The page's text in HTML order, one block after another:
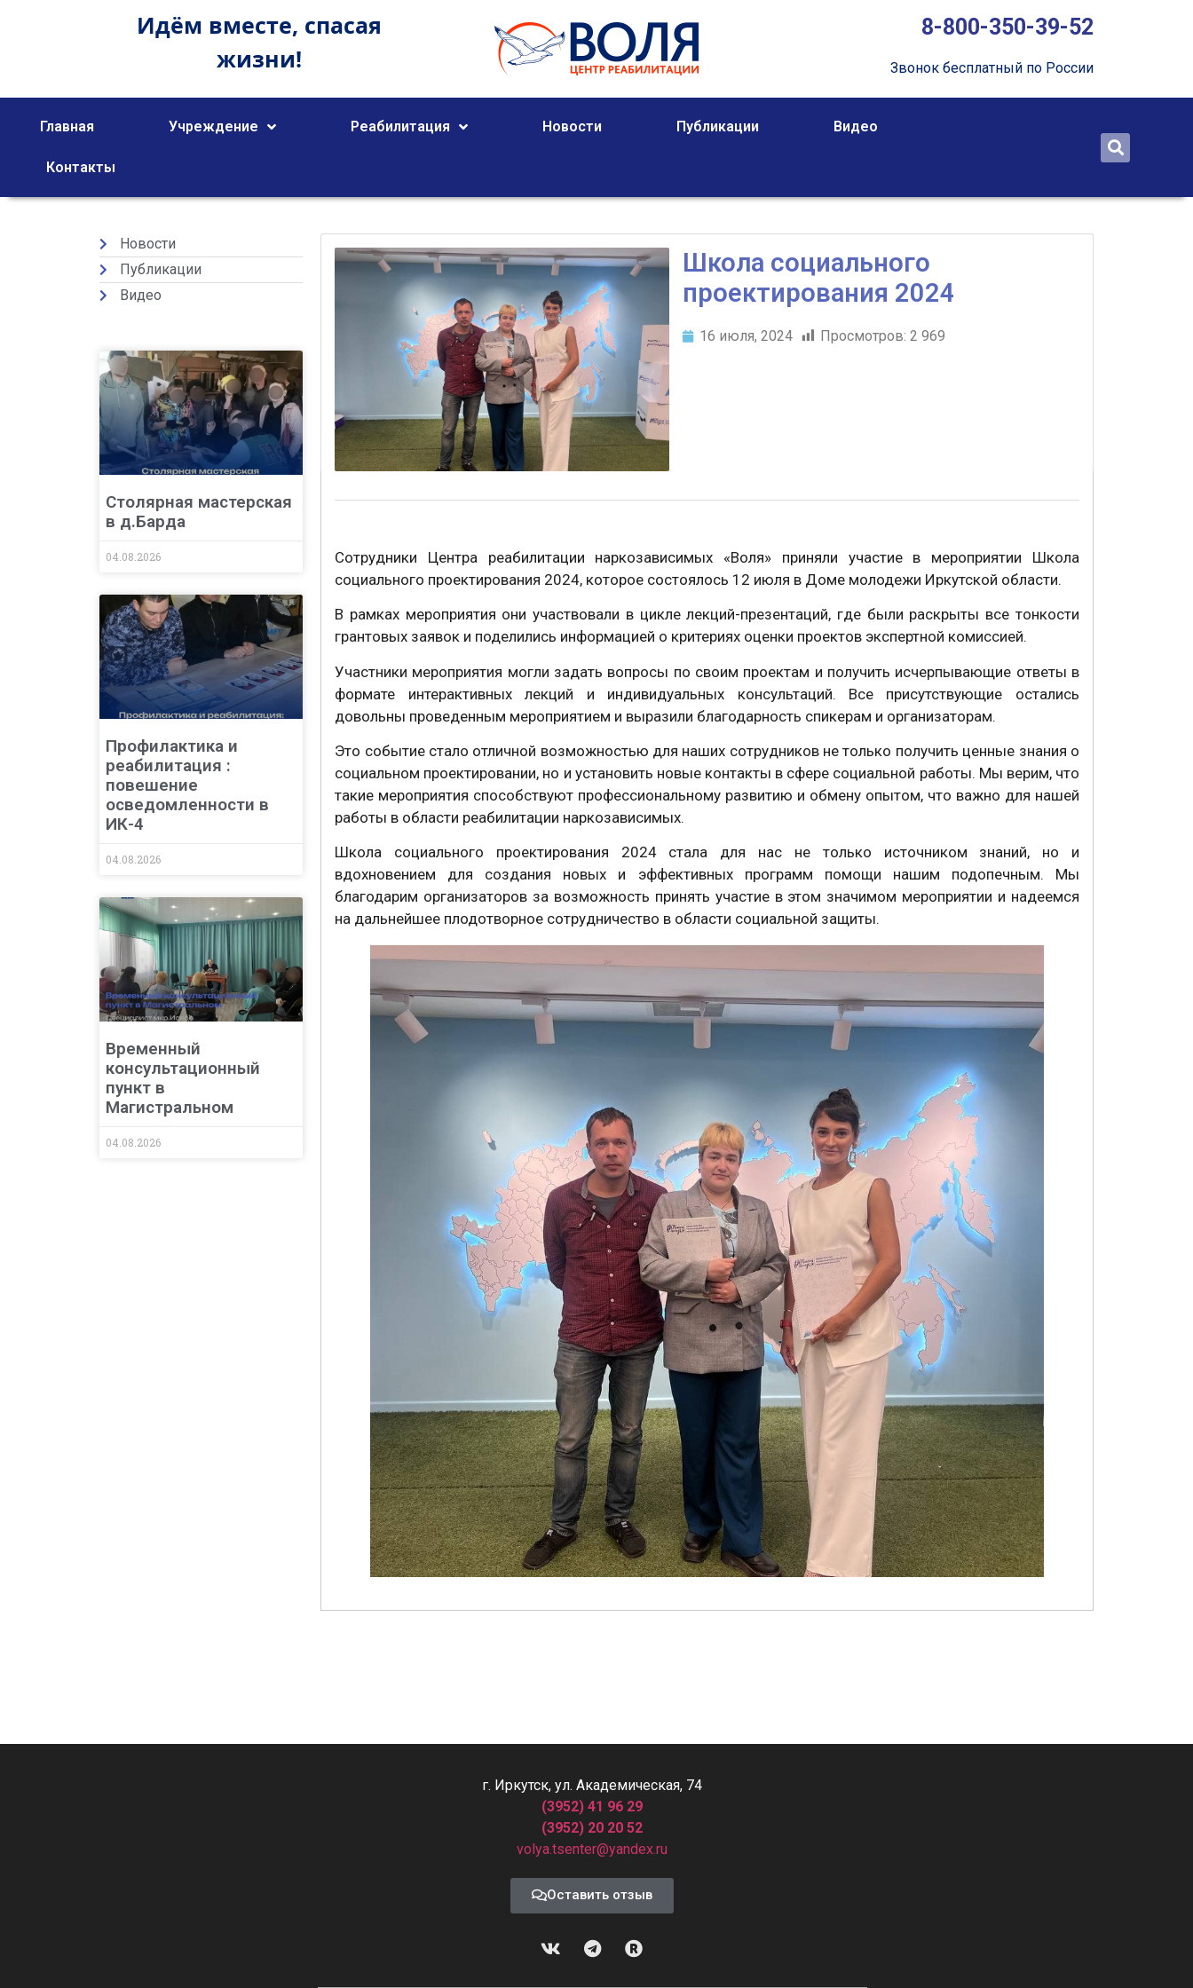
Идём вместе, спасая
жизни!
8-800-350-39-52
Звонок бесплатный по России
Главная Учреждение Реабилитация Новости Публикации Видео
Контакты
Новости
Публикации
Видео
Столярная мастерская
в д.Барда
04.08.2026
Профилактика и
реабилитация :
повешение
осведомленности в
ИК-4
04.08.2026
Временный
консультационный
пункт в
Магистральном
04.08.2026
Школа социального
проектирования 2024
16 июля, 2024 Просмотров: 2 969
Сотрудники Центра реабилитации наркозависимых «Воля» приняли участие в мероприятии Школа
социального проектирования 2024, которое состоялось 12 июля в Доме молодежи Иркутской области.
В рамках мероприятия они участвовали в цикле лекций-презентаций, где были раскрыты все тонкости
грантовых заявок и поделились информацией о критериях оценки проектов экспертной комиссией.
Участники мероприятия могли задать вопросы по своим проектам и получить исчерпывающие ответы в
формате интерактивных лекций и индивидуальных консультаций. Все присутствующие остались
довольны проведенным мероприятием и выразили благодарность спикерам и организаторам.
Это событие стало отличной возможностью для наших сотрудников не только получить ценные знания о
социальном проектировании, но и установить новые контакты в сфере социальной работы. Мы верим, что
такие мероприятия способствуют профессиональному развитию и обмену опытом, что важно для нашей
работы в области реабилитации наркозависимых.
Школа социального проектирования 2024 стала для нас не только источником знаний, но и
вдохновением для создания новых и эффективных программ помощи нашим подопечным. Мы
благодарим организаторов за возможность принять участие в этом значимом мероприятии и надеемся
на дальнейшее плодотворное сотрудничество в области социальной защиты.
г. Иркутск, ул. Академическая, 74
(3952) 41 96 29
(3952) 20 20 52
volya.tsenter@yandex.ru
Оставить отзыв